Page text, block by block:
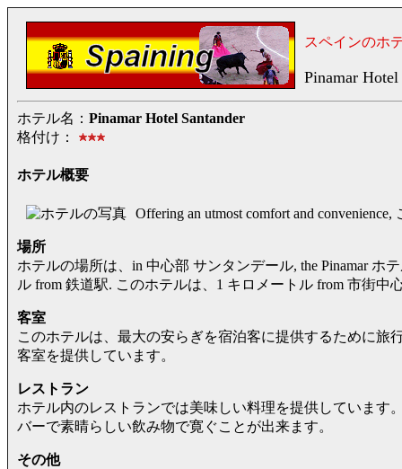
スペインのホ
Pinamar Hotel
ホテル名： Pinamar Hotel Santander
格付け：
ホテル概要
Offering an utmost comfort and
場所
ホテルの場所は、in 中心部 サンタンデール, the Pinamar ホ
ル from 鉄道駅. このホテルは、1 キロメートル from 市街中
客室
このホテルは、最大の安らぎを宿泊客に提供するために旅
客室を提供しています。
レストラン
ホテル内のレストランでは美味しい料理を提供しています
バーで素晴らしい飲み物で寛ぐことが出来ます。
その他